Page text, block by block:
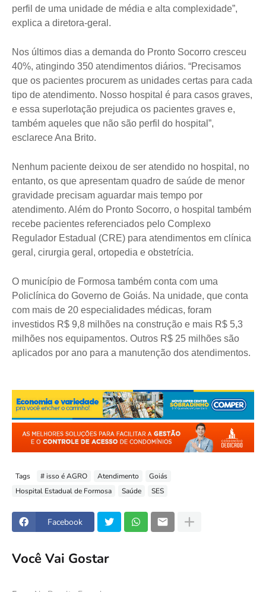
perfil de uma unidade de média e alta complexidade”,
explica a diretora-geral.
Nos últimos dias a demanda do Pronto Socorro cresceu
40%, atingindo 350 atendimentos diários. “Precisamos
que os pacientes procurem as unidades certas para cada
tipo de atendimento. Nosso hospital é para casos graves,
e essa superlotação prejudica os pacientes graves e,
também aqueles que não são perfil do hospital”,
esclarece Ana Brito.
Nenhum paciente deixou de ser atendido no hospital, no
entanto, os que apresentam quadro de saúde de menor
gravidade precisam aguardar mais tempo por
atendimento. Além do Pronto Socorro, o hospital também
recebe pacientes referenciados pelo Complexo
Regulador Estadual (CRE) para atendimentos em clínica
geral, cirurgia geral, ortopedia e obstetrícia.
O município de Formosa também conta com uma
Policlínica do Governo de Goiás. Na unidade, que conta
com mais de 20 especialidades médicas, foram
investidos R$ 9,8 milhões na construção e mais R$ 5,3
milhões nos equipamentos. Outros R$ 25 milhões são
aplicados por ano para a manutenção dos atendimentos.
Tags # isso é AGRO Atendimento
Goiás
Hospital Estadual de Formosa
Saúde SES
Facebook
Você Vai Gostar